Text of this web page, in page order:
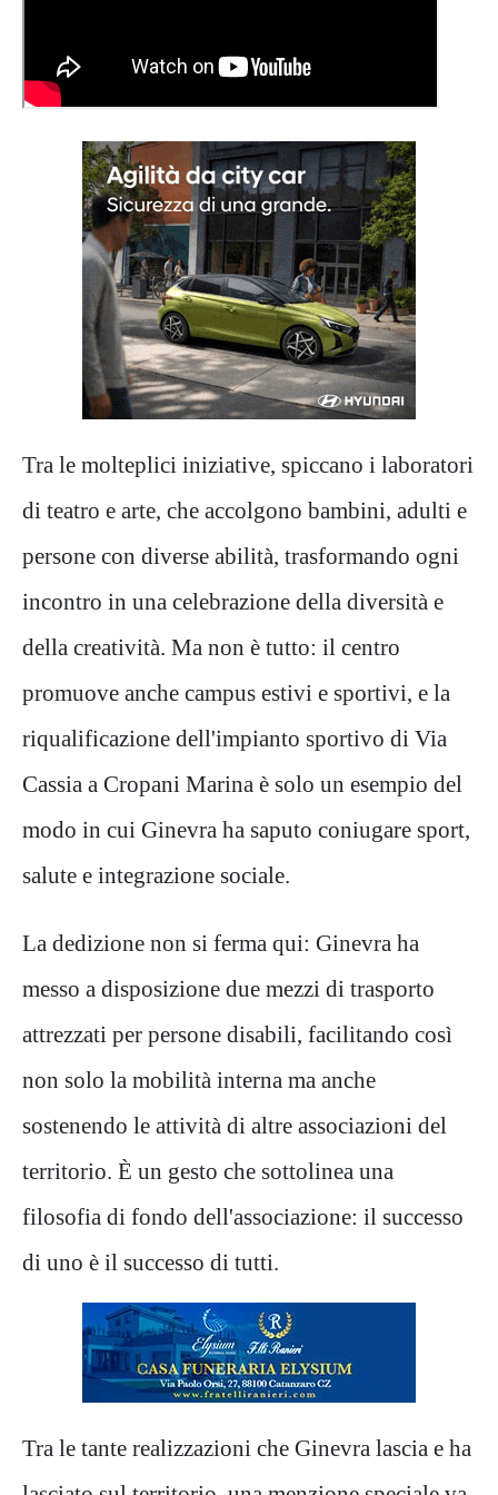
Tra le molteplici iniziative, spiccano i laboratori
di teatro e arte, che accolgono bambini, adulti e
persone con diverse abilità, trasformando ogni
incontro in una celebrazione della diversità e
della creatività. Ma non è tutto: il centro
promuove anche campus estivi e sportivi, e la
riqualificazione dell'impianto sportivo di Via
Cassia a Cropani Marina è solo un esempio del
modo in cui Ginevra ha saputo coniugare sport,
salute e integrazione sociale.
La dedizione non si ferma qui: Ginevra ha
messo a disposizione due mezzi di trasporto
attrezzati per persone disabili, facilitando così
non solo la mobilità interna ma anche
sostenendo le attività di altre associazioni del
territorio. È un gesto che sottolinea una
filosofia di fondo dell'associazione: il successo
di uno è il successo di tutti.
Tra le tante realizzazioni che Ginevra lascia e ha